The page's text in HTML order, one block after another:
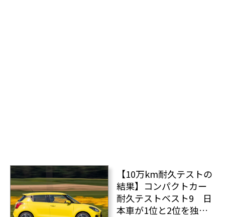
【10万km耐久テストの
結果】コンパクトカー
耐久テストベスト9 日
本車が1位と2位を独